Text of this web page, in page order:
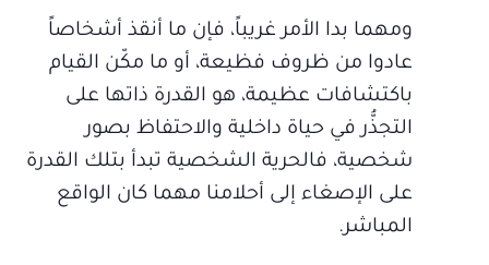
ومهما بدا الأمر غريباً، فإن ما أنقذ أشخاصاً
عادوا من ظروف فظيعة، أو ما مكّن القيام
باكتشافات عظيمة، هو القدرة ذاتها على
التجذُّر في حياة داخلية والاحتفاظ بصور
شخصية، فالحرية الشخصية تبدأ بتلك القدرة
على الإصغاء إلى أحلامنا مهما كان الواقع
المباشر.